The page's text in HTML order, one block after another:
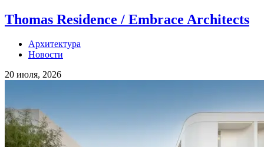
Thomas Residence / Embrace Architects
Архитектура
Новости
20 июля, 2026